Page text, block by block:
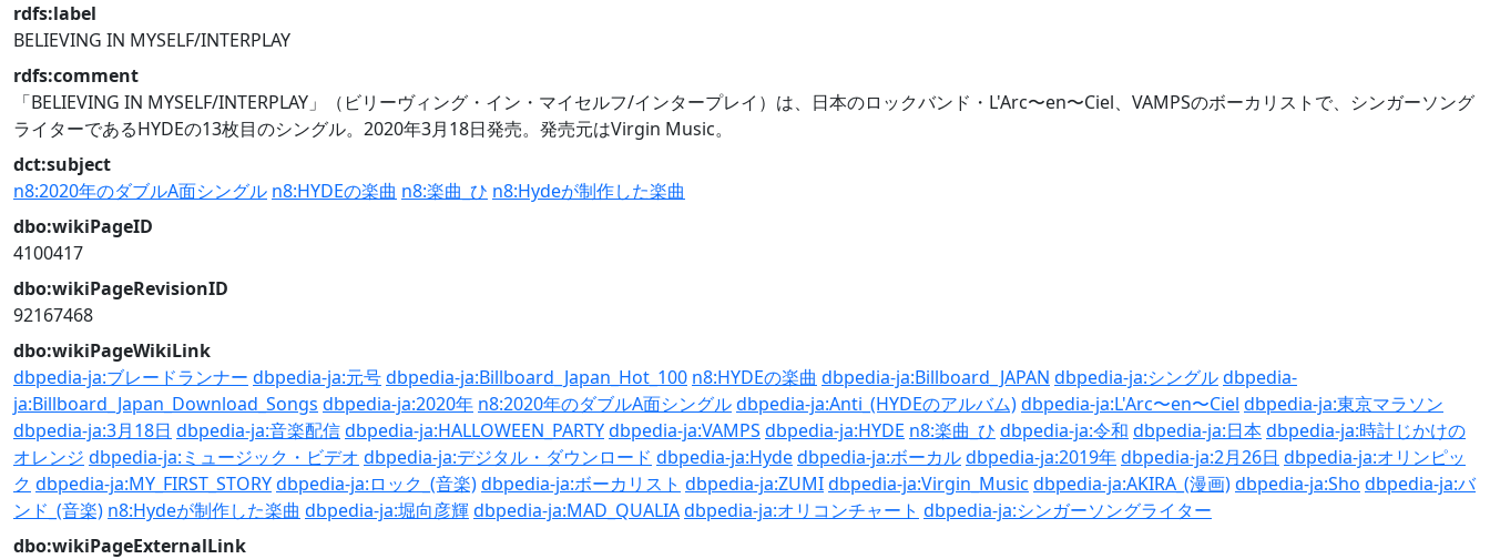
rdfs:label
BELIEVING IN MYSELF/INTERPLAY
rdfs:comment
「BELIEVING IN MYSELF/INTERPLAY」（ビリーヴィング・イン・マイセルフ/インタープレイ）は、日本のロックバンド・L'Arc〜en〜Ciel、VAMPSのボーカリストで、シンガーソング
ライターであるHYDEの13枚目のシングル。2020年3月18日発売。発売元はVirgin Music。
dct:subject
n8:2020年のダブルA面シングル n8:HYDEの楽曲 n8:楽曲_ひ n8:Hydeが制作した楽曲
dbo:wikiPageID
4100417
dbo:wikiPageRevisionID
92167468
dbo:wikiPageWikiLink
dbpedia-ja:ブレードランナー dbpedia-ja:元号dbpedia-ja:Billboard_Japan_Hot_100 n8:HYDEの楽曲 dbpedia-ja:Billboard_JAPAN dbpedia-ja:シングルdbpedia-
ja:Billboard_Japan_Download_Songs dbpedia-ja:2020年 n8:2020年のダブルA面シングルdbpedia-ja:Anti_(HYDEのアルバム)dbpedia-ja:L'Arc〜en〜Ciel dbpedia-ja:東京マラソン
dbpedia-ja:3月18日 dbpedia-ja:音楽配信dbpedia-ja:HALLOWEEN_PARTYdbpedia-ja:VAMPS dbpedia-ja:HYDE n8:楽曲_ひ dbpedia-ja:令和 dbpedia-ja:日本dbpedia-ja:時計じかけの
オレンジ dbpedia-ja:ミュージック・ビデオ dbpedia-ja:デジタル・ダウンロード dbpedia-ja:Hydedbpedia-ja:ボーカルdbpedia-ja:2019年dbpedia-ja:2月26日 dbpedia-ja:オリンピッ
ク dbpedia-ja:MY_FIRST_STORYdbpedia-ja:ロック_(音楽)dbpedia-ja:ボーカリスト dbpedia-ja:ZUMIdbpedia-ja:Virgin_Music dbpedia-ja:AKIRA_(漫画)dbpedia-ja:Sho dbpedia-ja:バ
ンド_(音楽) n8:Hydeが制作した楽曲 dbpedia-ja:堀向彦輝dbpedia-ja:MAD_QUALIAdbpedia-ja:オリコンチャート dbpedia-ja:シンガーソングライター
dbo:wikiPageExternalLink